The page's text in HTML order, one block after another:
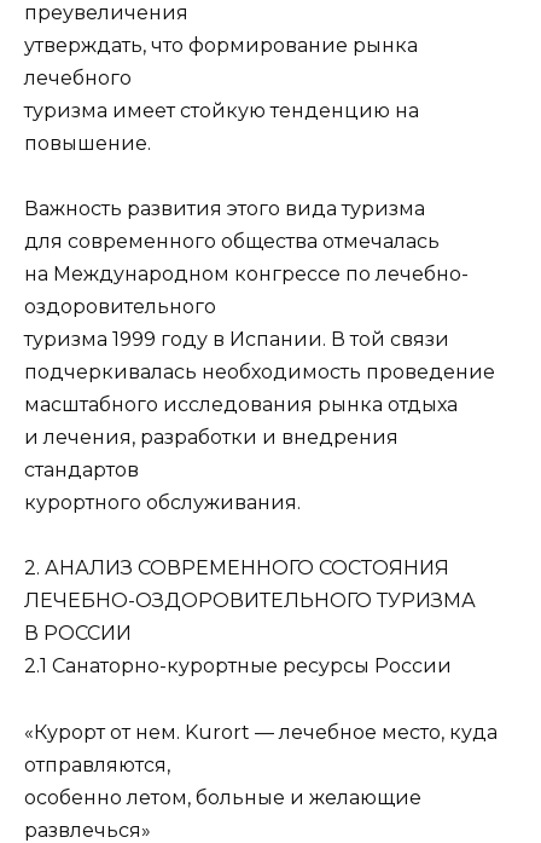
преувеличения
утверждать, что формирование рынка
лечебного
туризма имеет стойкую тенденцию на
повышение.
Важность развития этого вида туризма
для современного общества отмечалась
на Международном конгрессе по лечебно-
оздоровительного
туризма 1999 году в Испании. В той связи
подчеркивалась необходимость проведение
масштабного исследования рынка отдыха
и лечения, разработки и внедрения
стандартов
курортного обслуживания.
2. АНАЛИЗ СОВРЕМЕННОГО СОСТОЯНИЯ
ЛЕЧЕБНО-ОЗДОРОВИТЕЛЬНОГО ТУРИЗМА
В РОССИИ
2.1 Санаторно-курортные ресурсы России
«Курорт от нем. Kurort — лечебное место, куда
отправляются,
особенно летом, больные и желающие
развлечься»